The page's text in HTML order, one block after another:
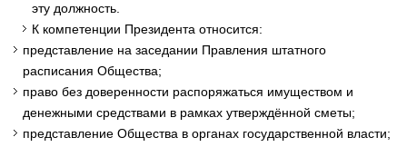
эту должность.
К компетенции Президента относится:
представление на заседании Правления штатного
расписания Общества;
право без доверенности распоряжаться имуществом и
денежными средствами в рамках утверждённой сметы;
представление Общества в органах государственной власти;